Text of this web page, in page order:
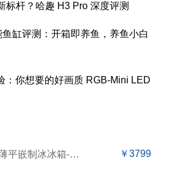
标杆？哈趣 H3 Pro 深度评测
缸评测：开箱即养鱼，养鱼小白
：你想要的好画质 RGB-Mini LED
TCL 冷布丁超薄平嵌制冰冰箱-R455T9-UQB ￥3799